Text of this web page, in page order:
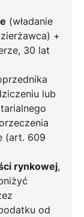
(władanie
+
30 lat
lub
(art. 609
rynkowej,
od